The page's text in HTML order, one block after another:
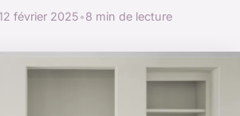
février 2025•8 min de lecture